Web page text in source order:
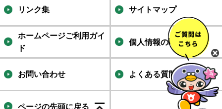
リンク集 サイトマップ
ホームページご利用ガイ
ド
個人情報の取り扱い
お問い合わせ よくある質問集
ページの先頭に戻る